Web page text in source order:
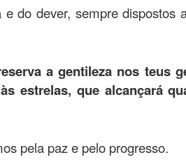
do dever, sempre dispostos
a gentileza nos teus
estrelas, que alcançará
pela paz e pelo progresso.